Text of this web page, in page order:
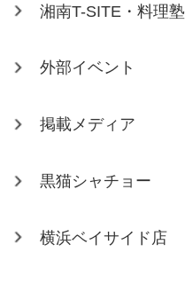
湘南T-SITE・料理塾
外部イベント
掲載メディア
黒猫シャチョー
横浜ベイサイド店